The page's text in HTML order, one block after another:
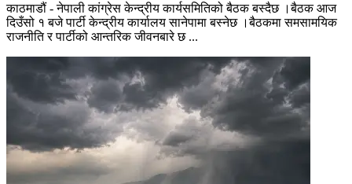
काठमाडौं - नेपाली कांग्रेस केन्द्रीय कार्यसमितिको बैठक बस्दैछ ।बैठक आज
दिउँसो १ बजे पार्टी केन्द्रीय कार्यालय सानेपामा बस्नेछ ।बैठकमा समसामयिक
राजनीति र पार्टीको आन्तरिक जीवनबारे छ ...